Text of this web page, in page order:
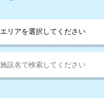
エリアを選択してください